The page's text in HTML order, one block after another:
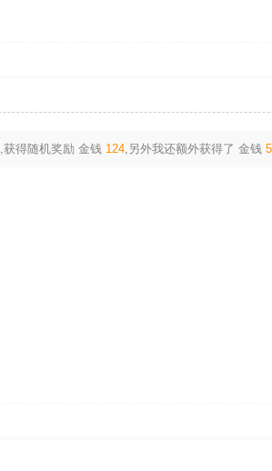
,获得随机奖励金钱 124,另外我还额外获得了 金钱5